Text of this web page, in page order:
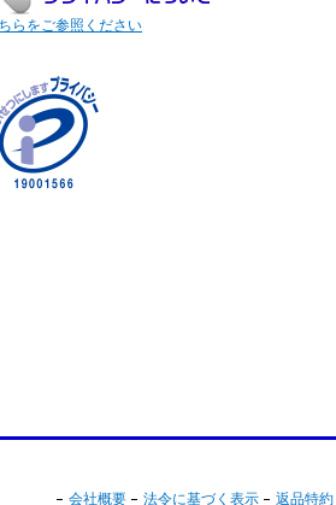
らをご参照ください
会社概要 法令に基づく表示 返品特約